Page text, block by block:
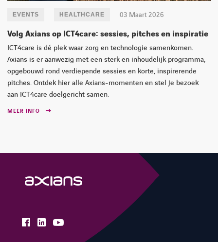
03 Maart 2026
EVENTS HEALTHCARE
Volg Axians op ICT4care: sessies, pitches en inspiratie
ICT4care is dé plek waar zorg en technologie samenkomen.
Axians is er aanwezig met een sterk en inhoudelijk programma,
opgebouwd rond verdiepende sessies en korte, inspirerende
pitches. Ontdek hier alle Axians-momenten en stel je bezoek
aan ICT4care doelgericht samen.
MEER INFO
facebooklinkedinyoutube